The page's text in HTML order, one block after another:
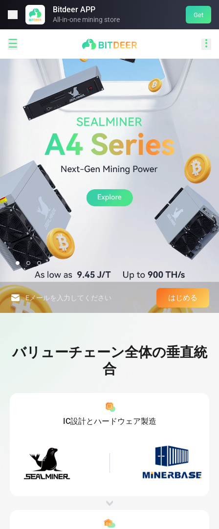
Bitdeer APP
All-in-one mining store
Get
 
はじめる
バリューチェーン全体の垂直統
合
IC設計とハードウェア製造